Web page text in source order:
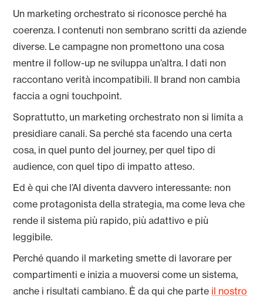
Un marketing orchestrato si riconosce perché ha
coerenza. I contenuti non sembrano scritti da aziende
diverse. Le campagne non promettono una cosa
mentre il follow-up ne sviluppa un’altra. I dati non
raccontano verità incompatibili. Il brand non cambia
faccia a ogni touchpoint.
Soprattutto, un marketing orchestrato non si limita a
presidiare canali. Sa perché sta facendo una certa
cosa, in quel punto del journey, per quel tipo di
audience, con quel tipo di impatto atteso.
Ed è qui che l’AI diventa davvero interessante: non
come protagonista della strategia, ma come leva che
rende il sistema più rapido, più adattivo e più
leggibile.
Perché quando il marketing smette di lavorare per
compartimenti e inizia a muoversi come un sistema,
anche i risultati cambiano. È da qui che parte il nostro